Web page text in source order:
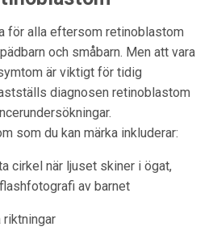
för alla eftersom retinoblastom
och småbarn. Men att vara
är viktigt för tidig
diagnosen retinoblastom
som du kan märka inkluderar:
cirkel när ljuset skiner i ögat,
av barnet